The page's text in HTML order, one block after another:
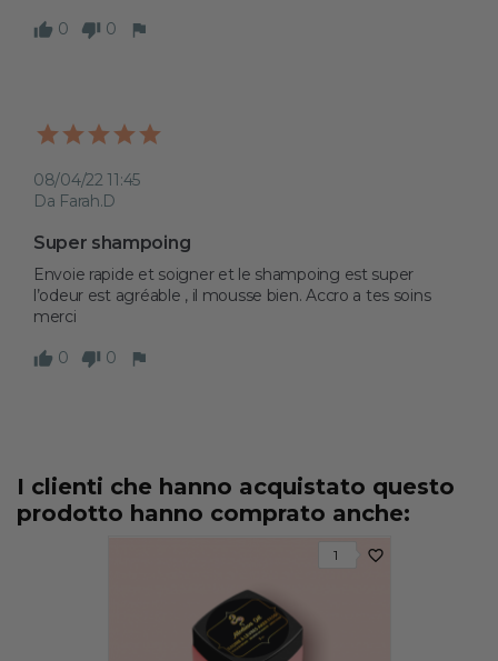
0 0
08/04/22 11:45
Da Farah.D
Super shampoing
Envoie rapide et soigner et le shampoing est super
l’odeur est agréable , il mousse bien. Accro a tes soins
merci
0 0
I clienti che hanno acquistato questo
prodotto hanno comprato anche:
favorite_border
1